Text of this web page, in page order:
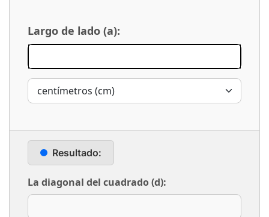
Largo de lado (a):
Resultado:
La diagonal del cuadrado (d):